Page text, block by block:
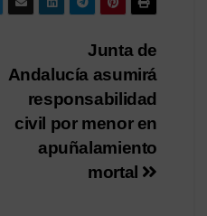
Junta de
Andalucía asumirá
responsabilidad
civil por menor en
apuñalamiento
mortal